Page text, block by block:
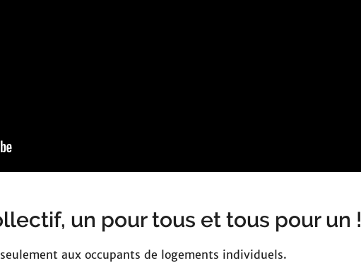
un pour tous et tous pour un !
aux occupants de logements individuels.